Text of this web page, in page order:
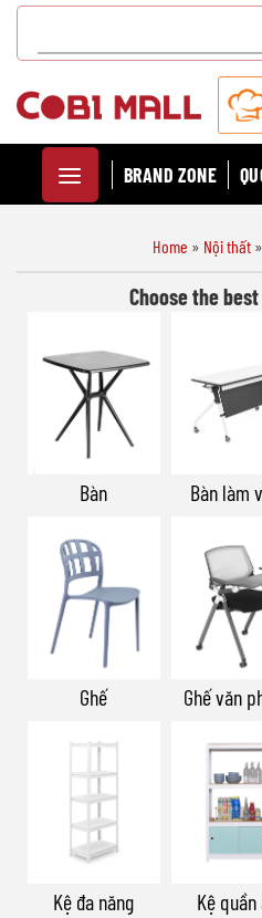
Chuyển
dung
for:
BRAND ZONE
Home » Nội thất»
Choose the
Bàn Bàn làm
Ghế Ghế văn
Kệ đa năng Kệ quần